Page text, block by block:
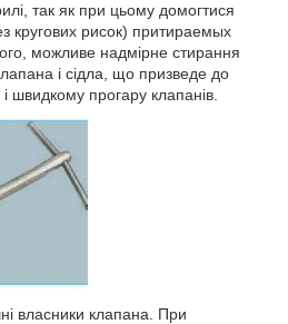
так як при цьому домогтися
кругових рисок) притираемых
можливе надмірне стирання
і сідла, що призведе до
швидкому прогару клапанів.
власники клапана. При